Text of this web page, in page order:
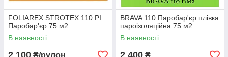
FOLIAREX STROTEX 110 PI
Паробар'єр 75 м2
В наявності
₴/рулон
BRAVA 110 Паробар'єр плівка
пароізоляційна 75 м2
В наявності
₴